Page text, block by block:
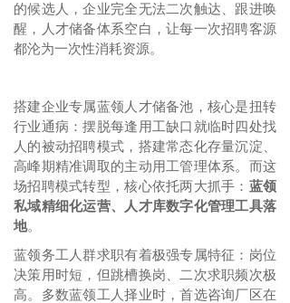
的候选人，企业完全无法二次触达、跟进唤
醒，人才储备体系空白，让每一次招聘客源
都沦为一次性消耗资源。
搭建企业专属蓝领人才储备池，核心是扭转
行业通病：摆脱每逢用工缺口就临时四处找
人的被动招聘模式，搭建常态化存量沉淀、
高峰期精准调取的主动用工管理体系。而这
场招聘模式转型，核心依托两大抓手： 蓝领
私域精细化运营、人才库数字化管理工具落
地。
蓝领务工人群求职有着极强专属特征：岗位
决策用时短，但跳槽换岗、二次求职频次极
高。多数蓝领工人择业时，首选咨询厂区在